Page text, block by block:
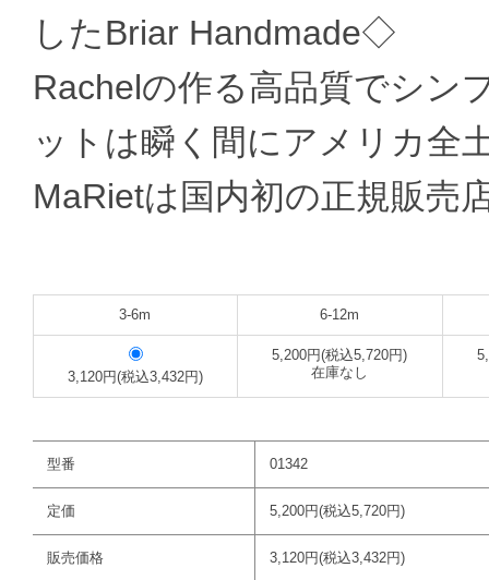
したBriar Handmade◇
Rachelの作る高品質でシン
ットは瞬く間にアメリカ全
MaRietは国内初の正規販売
3-6m 6-12m
3,120円(税込3,432円)
5,200円(税込5,720円)
在庫なし
型番 01342
定価 5,200円(税込5,720円)
販売価格 3,120円(税込3,432円)